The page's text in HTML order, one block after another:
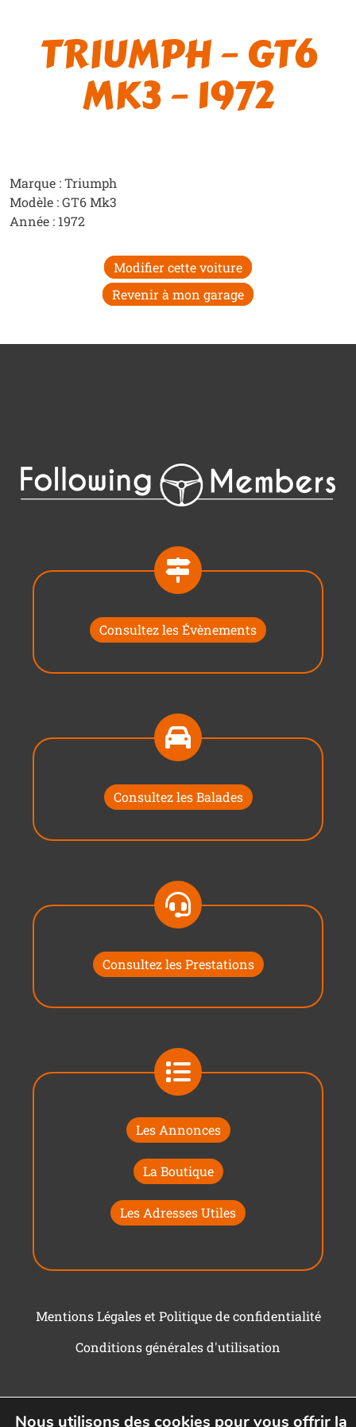
TRIUMPH – GT6
MK3 – 1972
Marque : Triumph
Modèle : GT6 Mk3
Année : 1972
Modifier cette voiture
Revenir à mon garage
Consultez les Évènements
Consultez les Balades
Consultez les Prestations
Les Annonces
La Boutique
Les Adresses Utiles
Mentions Légales et Politique de confidentialité
Conditions générales d'utilisation
Nous utilisons des cookies pour vous offrir la